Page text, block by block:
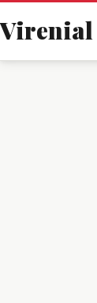
Virenial